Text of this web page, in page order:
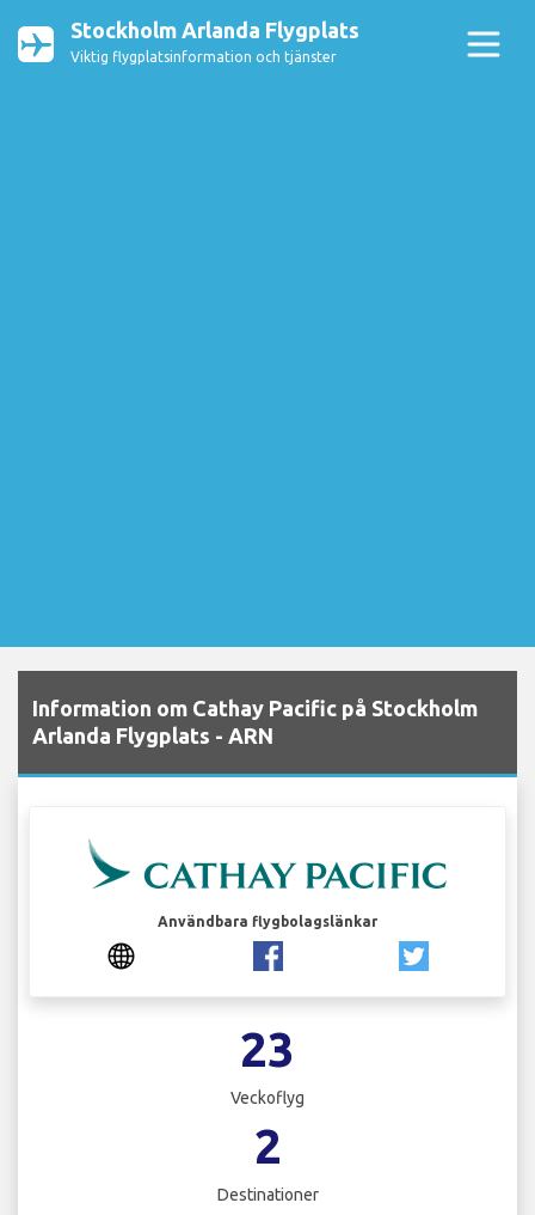
Stockholm Arlanda Flygplats
Viktig flygplatsinformation och tjänster
Information om Cathay Pacific på Stockholm
Arlanda Flygplats - ARN
Användbara flygbolagslänkar
23
Veckoflyg
2
Destinationer